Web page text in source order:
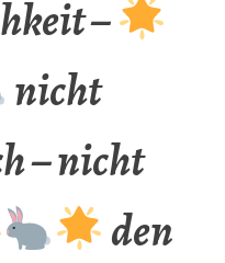
–
nicht
– nicht
den